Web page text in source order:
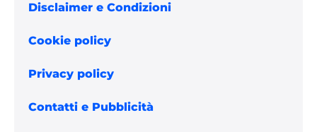
Disclaimer e Condizioni
Cookie policy
Privacy policy
Contatti e Pubblicità